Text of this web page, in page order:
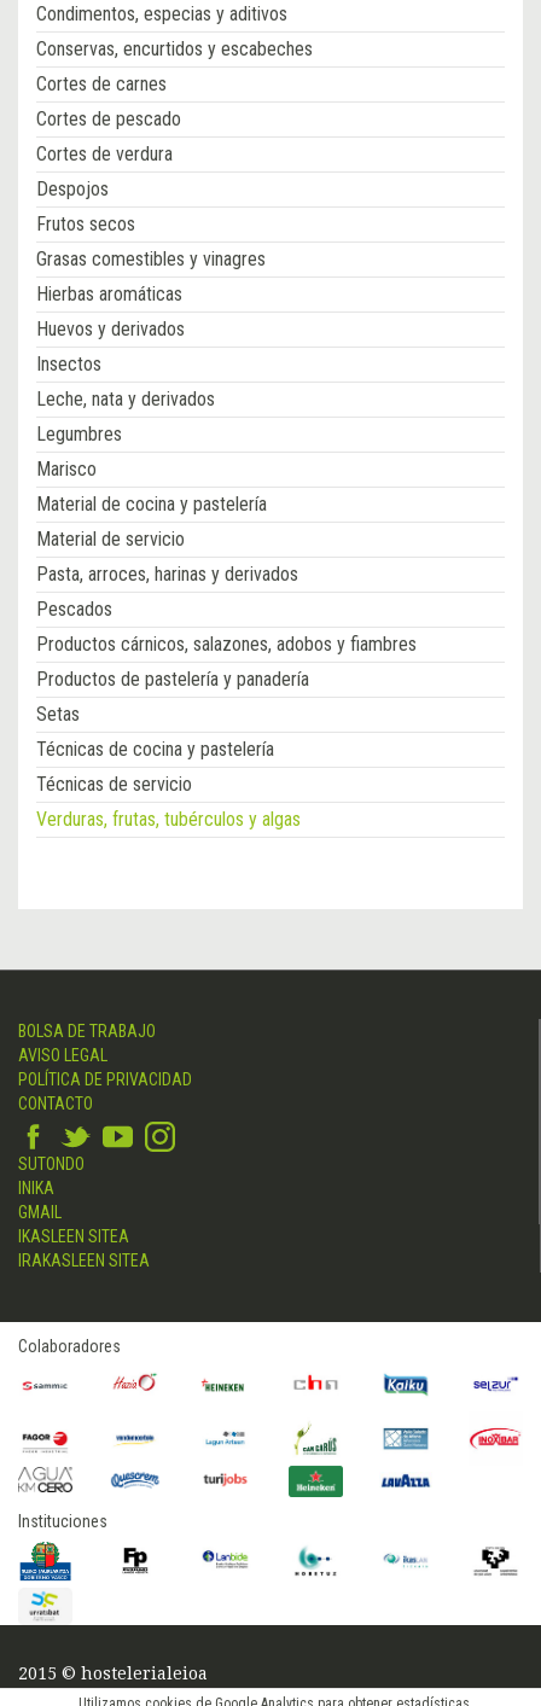
Condimentos, especias y aditivos
Conservas, encurtidos y escabeches
Cortes de carnes
Cortes de pescado
Cortes de verdura
Despojos
Frutos secos
Grasas comestibles y vinagres
Hierbas aromáticas
Huevos y derivados
Insectos
Leche, nata y derivados
Legumbres
Marisco
Material de cocina y pastelería
Material de servicio
Pasta, arroces, harinas y derivados
Pescados
Productos cárnicos, salazones, adobos y fiambres
Productos de pastelería y panadería
Setas
Técnicas de cocina y pastelería
Técnicas de servicio
Verduras, frutas, tubérculos y algas
BOLSA DE TRABAJO
AVISO LEGAL
POLÍTICA DE PRIVACIDAD
CONTACTO
SUTONDO
INIKA
GMAIL
IKASLEEN SITEA
IRAKASLEEN SITEA
Colaboradores
Instituciones
2015 © hostelerialeioa